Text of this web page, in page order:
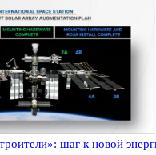
шаг к новой